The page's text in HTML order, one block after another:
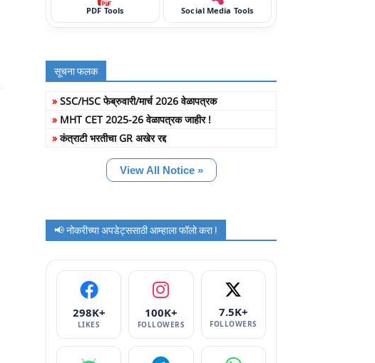
PDF Tools Social Media Tools
सूचना फलक
» SSC/HSC फेब्रुवारी/मार्च 2026 वेळापत्रक
» MHT CET 2025-26 वेळापत्रक जाहीर !
»कंत्राटी भरतीचा GR अखेर रद्द
View All Notice »
📢 नोकरीच्या अपडेट्ससाठी आम्हाला फॉलो करा !
298K+
LIKES
100K+
FOLLOWERS
7.5K+
FOLLOWERS